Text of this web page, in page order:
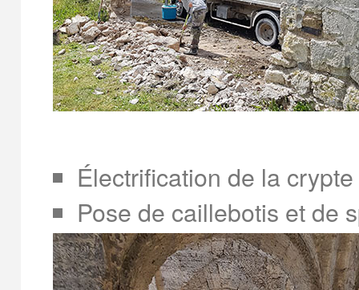
Électrification de la crypte
Pose de caillebotis et de